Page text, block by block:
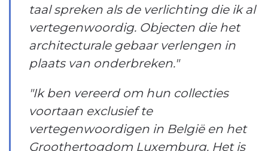
taal spreken als de verlichting die ik al
vertegenwoordig. Objecten die het
architecturale gebaar verlengen in
plaats van onderbreken."
"Ik ben vereerd om hun collecties
voortaan exclusief te
vertegenwoordigen in België en het
Groothertogdom Luxemburg. Het is